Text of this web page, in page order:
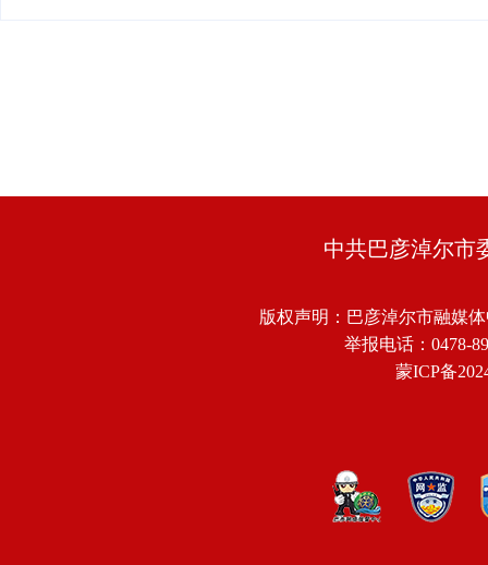
中共巴彦淖尔市
版权声明：巴彦淖尔市融媒
举报电话：0478-
蒙ICP备